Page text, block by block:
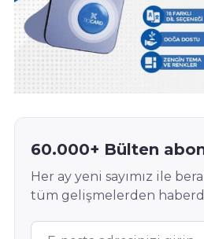
60.000+ Bülten
Her ay yeni sayımız ile
tüm gelişmelerden